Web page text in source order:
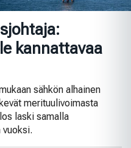
kannattavaa
sähkön alhainen
merituulivoimasta
laski samalla
vuoksi.